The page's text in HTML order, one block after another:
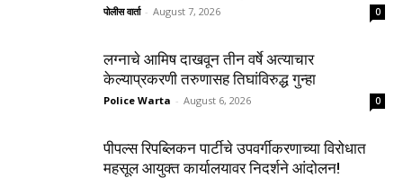
पोलीस वार्ता - August 7, 2026 0
लग्नाचे आमिष दाखवून तीन वर्षे अत्याचार
केल्याप्रकरणी तरुणासह तिघांविरुद्ध गुन्हा
Police Warta - August 6, 2026 0
पीपल्स रिपब्लिकन पार्टीचे उपवर्गीकरणाच्या विरोधात
महसूल आयुक्त कार्यालयावर निदर्शने आंदोलन!